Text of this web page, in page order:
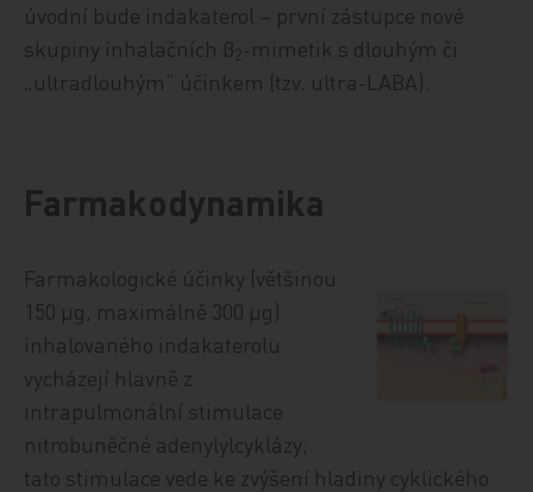
úvodní bude indakaterol – první zástupce nové
skupiny inhalačních β 2-mimetik s dlouhým či
„ultradlouhým“ účinkem (tzv. ultra-LABA).
Farmakodynamika
Farmakologické účinky (většinou
150 µg, maximálně 300 µg)
inhalovaného indakaterolu
vycházejí hlavně z
intrapulmonální stimulace
nitrobuněčné adenylylcyklázy;
tato stimulace vede ke zvýšení hladiny cyklického